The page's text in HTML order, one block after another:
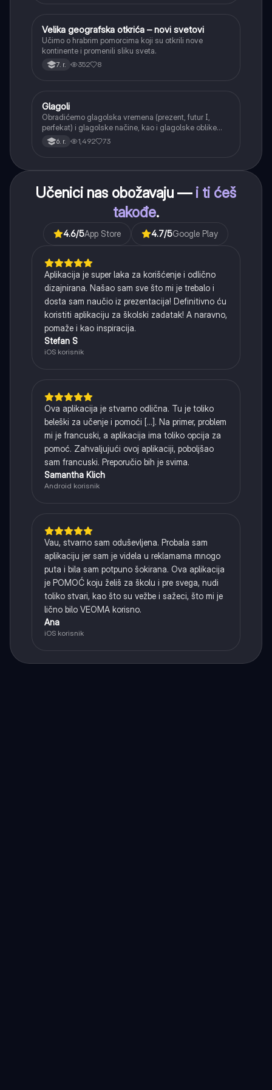
Istorija
Velika geografska otkrića – novi svetovi
Učimo o hrabrim pomorcima koji su otkrili nove
kontinente i promenili sliku sveta.
7. r. 352 8
Srpski jezik
Glagoli
Obradićemo glagolska vremena (prezent, futur I,
perfekat) i glagolske načine, kao i glagolske oblike
(infinitiv, glagolski pridevi i prilozi) i glagolski vid
(svršeni i nesvršeni).
6. r. 1,492 73
Učenici nas obožavaju — i ti ćeš
takođe.
4.6/5App Store 4.7/5Google Play
Aplikacija je super laka za korišćenje i odlično
dizajnirana. Našao sam sve što mi je trebalo i
dosta sam naučio iz prezentacija! Definitivno ću
koristiti aplikaciju za školski zadatak! A naravno,
pomaže i kao inspiracija.
Stefan S
iOS korisnik
Ova aplikacija je stvarno odlična. Tu je toliko
beleški za učenje i pomoći [...]. Na primer, problem
mi je francuski, a aplikacija ima toliko opcija za
pomoć. Zahvaljujući ovoj aplikaciji, poboljšao
sam francuski. Preporučio bih je svima.
Samantha Klich
Android korisnik
Vau, stvarno sam oduševljena. Probala sam
aplikaciju jer sam je videla u reklamama mnogo
puta i bila sam potpuno šokirana. Ova aplikacija
je POMOĆ koju želiš za školu i pre svega, nudi
toliko stvari, kao što su vežbe i sažeci, što mi je
lično bilo VEOMA korisno.
Ana
iOS korisnik